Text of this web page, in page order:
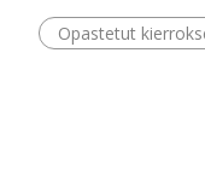
Opastetut